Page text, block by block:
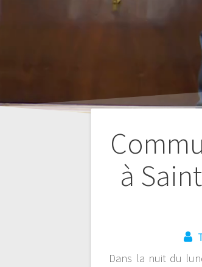
à
Dans la nuit du
Navigation